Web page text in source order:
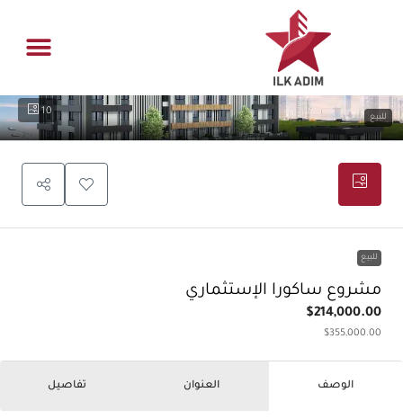
10
للبيع
للبيع
مشروع ساكورا الإستثماري
$214,000.00
$355,000.00
الوصف العنوان تفاصيل